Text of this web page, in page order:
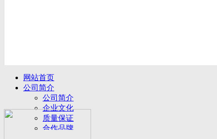
网站首页
公司简介
公司简介
企业文化
质量保证
合作品牌